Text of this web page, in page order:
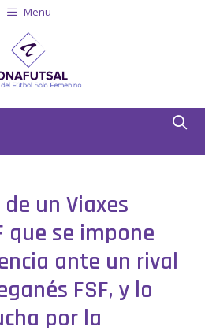
Menu
un Viaxes
que se impone
ante un rival
FSF, y lo
por la